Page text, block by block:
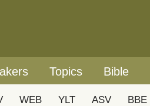
Topics Bible
WEB YLT ASV BBE